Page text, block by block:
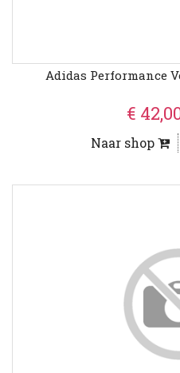
Adidas Performance
€
Naar shop